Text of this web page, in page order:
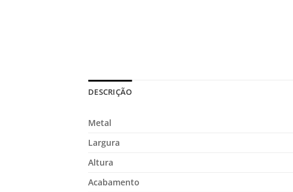
DESCRIÇÃO
Metal
Largura
Altura
Acabamento